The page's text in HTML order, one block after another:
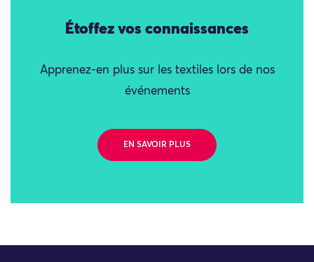
Étoffez vos connaissances
Apprenez-en plus sur les textiles lors de nos
événements
EN SAVOIR PLUS